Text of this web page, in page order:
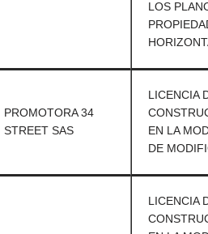
LOS
PROMOTORA 34
STREET SAS
LICENCIA
EN LA
DE
LICENCIA